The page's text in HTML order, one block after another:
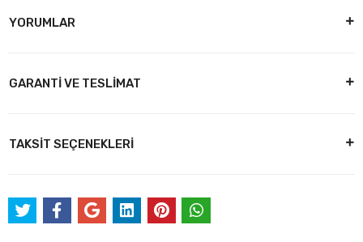
YORUMLAR
GARANTİ VE TESLİMAT
TAKSİT SEÇENEKLERİ